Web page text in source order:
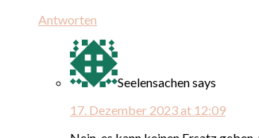
Antworten
Seelensachensays
17. Dezember 2023 at 12:09